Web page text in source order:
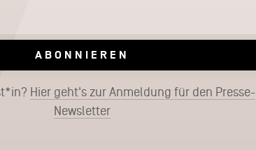
ABONNIEREN
Hier geht's zur Anmeldung für den Presse-
Newsletter